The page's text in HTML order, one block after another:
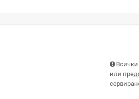
или